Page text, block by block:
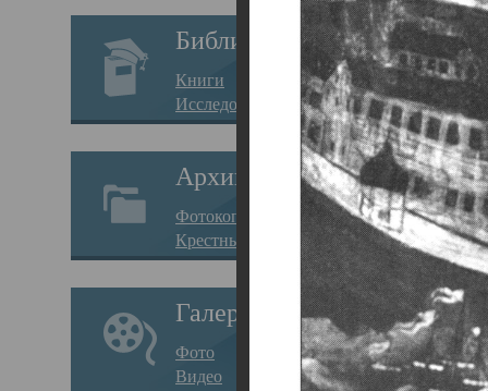
Библиотека
Книги
Исследования
Архив
Фотокопии дел
Крестные ходы
Галерея
Фото
Видео